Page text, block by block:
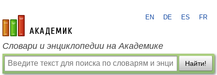
academic.ru
EN DE ES FR
Словари и энциклопедии на Академике
Найти!